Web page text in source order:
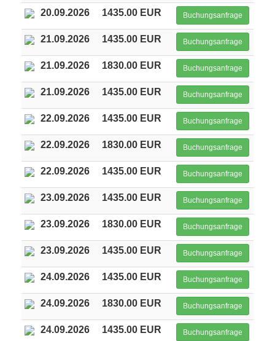
20.09.2026 1435.00 EUR Buchungsanfrage
21.09.2026 1435.00 EUR Buchungsanfrage
21.09.2026 1830.00 EUR Buchungsanfrage
21.09.2026 1435.00 EUR Buchungsanfrage
22.09.2026 1435.00 EUR Buchungsanfrage
22.09.2026 1830.00 EUR Buchungsanfrage
22.09.2026 1435.00 EUR Buchungsanfrage
23.09.2026 1435.00 EUR Buchungsanfrage
23.09.2026 1830.00 EUR Buchungsanfrage
23.09.2026 1435.00 EUR Buchungsanfrage
24.09.2026 1435.00 EUR Buchungsanfrage
24.09.2026 1830.00 EUR Buchungsanfrage
24.09.2026 1435.00 EUR Buchungsanfrage